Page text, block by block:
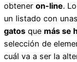
obtener on-line.
un listado con
gatos que más se
selección de
cuál va a ser la